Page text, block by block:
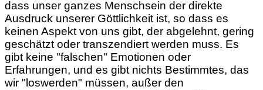
dass unser ganzes Menschsein der direkte
Ausdruck unserer Göttlichkeit ist, so dass es
keinen Aspekt von uns gibt, der abgelehnt, gering
geschätzt oder transzendiert werden muss. Es
gibt keine "falschen" Emotionen oder
Erfahrungen, und es gibt nichts Bestimmtes, das
wir "loswerden" müssen, außer den